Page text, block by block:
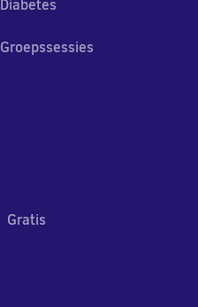
Diabetes
Groepssessies
Gratis